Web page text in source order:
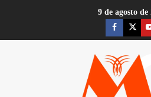
9 de agosto de